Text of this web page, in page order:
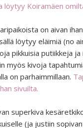
löytyy Koiramäen
on aivan
löytyy eläimiä (no
pikkuisia putiikkeja ja
myös kivoja
on parhaimmillaan.
sivuilta.
superkiva
(ja justiin